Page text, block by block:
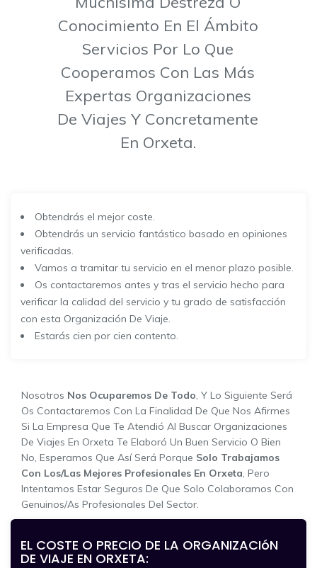
Conocimiento En El Ámbito
Servicios Por Lo Que
Cooperamos Con Las Más
Expertas Organizaciones
De Viajes Y Concretamente
En Orxeta.
Obtendrás el mejor coste.
Obtendrás un servicio fantástico basado en opiniones
verificadas.
Vamos a tramitar tu servicio en el menor plazo posible.
Os contactaremos antes y tras el servicio hecho para
verificar la calidad del servicio y tu grado de satisfacción
con esta Organización De Viaje.
Estarás cien por cien contento.
Nosotros Nos Ocuparemos De Todo, Y Lo Siguiente Será
Os Contactaremos Con La Finalidad De Que Nos Afirmes
Si La Empresa Que Te Atendió Al Buscar Organizaciones
De Viajes En Orxeta Te Elaboró Un Buen Servicio O Bien
No, Esperamos Que Así Será Porque Solo Trabajamos
Con Los/las Mejores Profesionales En Orxeta, Pero
Intentamos Estar Seguros De Que Solo Colaboramos Con
Genuinos/as Profesionales Del Sector.
EL COSTE O PRECIO DE LA ORGANIZACIóN
DE VIAJE EN ORXETA: